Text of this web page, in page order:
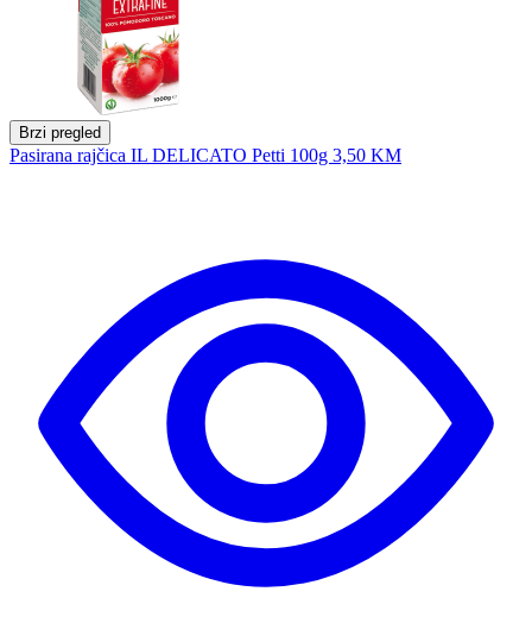
Brzi pregled
Pasirana rajčica IL DELICATO Petti 100g 3,50 KM